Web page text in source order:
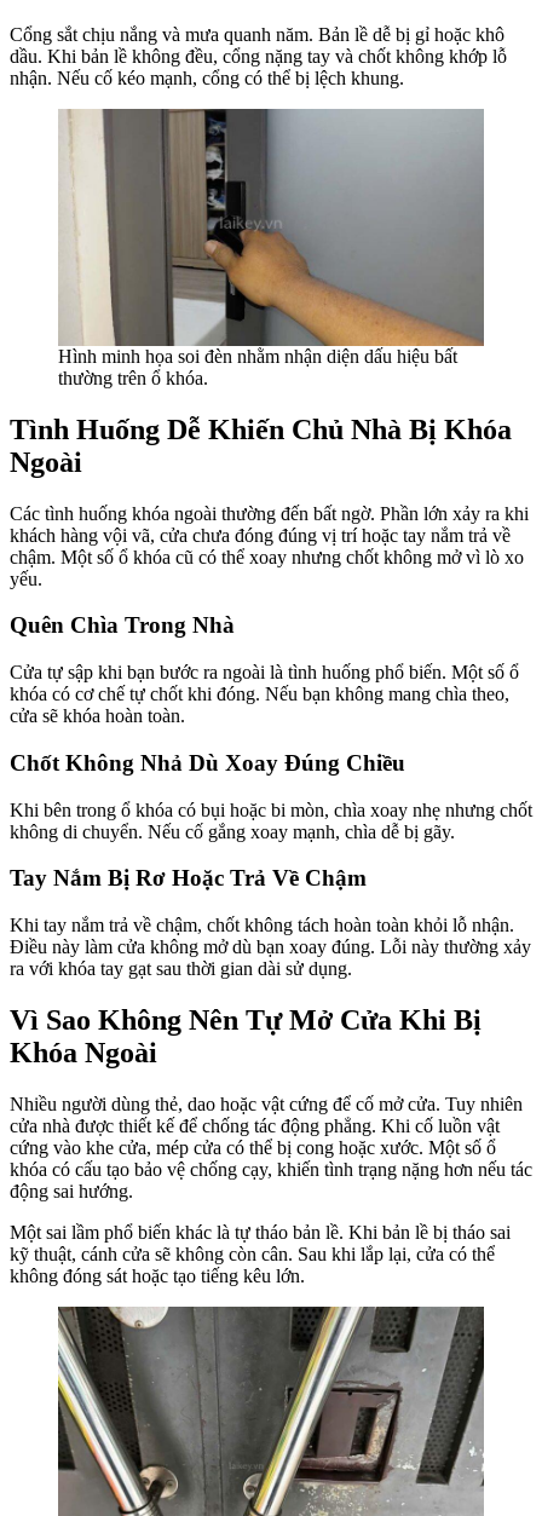
Cổng sắt chịu nắng và mưa quanh năm. Bản lề dễ bị gỉ hoặc khô
dầu. Khi bản lề không đều, cổng nặng tay và chốt không khớp lỗ
nhận. Nếu cố kéo mạnh, cổng có thể bị lệch khung.
Hình minh họa soi đèn nhằm nhận diện dấu hiệu bất
thường trên ổ khóa.
Tình Huống Dễ Khiến Chủ Nhà Bị Khóa
Ngoài
Các tình huống khóa ngoài thường đến bất ngờ. Phần lớn xảy ra khi
khách hàng vội vã, cửa chưa đóng đúng vị trí hoặc tay nắm trả về
chậm. Một số ổ khóa cũ có thể xoay nhưng chốt không mở vì lò xo
yếu.
Quên Chìa Trong Nhà
Cửa tự sập khi bạn bước ra ngoài là tình huống phổ biến. Một số ổ
khóa có cơ chế tự chốt khi đóng. Nếu bạn không mang chìa theo,
cửa sẽ khóa hoàn toàn.
Chốt Không Nhả Dù Xoay Đúng Chiều
Khi bên trong ổ khóa có bụi hoặc bi mòn, chìa xoay nhẹ nhưng chốt
không di chuyển. Nếu cố gắng xoay mạnh, chìa dễ bị gãy.
Tay Nắm Bị Rơ Hoặc Trả Về Chậm
Khi tay nắm trả về chậm, chốt không tách hoàn toàn khỏi lỗ nhận.
Điều này làm cửa không mở dù bạn xoay đúng. Lỗi này thường xảy
ra với khóa tay gạt sau thời gian dài sử dụng.
Vì Sao Không Nên Tự Mở Cửa Khi Bị
Khóa Ngoài
Nhiều người dùng thẻ, dao hoặc vật cứng để cố mở cửa. Tuy nhiên
cửa nhà được thiết kế để chống tác động phẳng. Khi cố luồn vật
cứng vào khe cửa, mép cửa có thể bị cong hoặc xước. Một số ổ
khóa có cấu tạo bảo vệ chống cạy, khiến tình trạng nặng hơn nếu tác
động sai hướng.
Một sai lầm phổ biến khác là tự tháo bản lề. Khi bản lề bị tháo sai
kỹ thuật, cánh cửa sẽ không còn cân. Sau khi lắp lại, cửa có thể
không đóng sát hoặc tạo tiếng kêu lớn.